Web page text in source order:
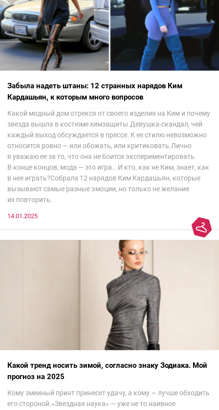
Забыла надеть штаны: 12 странных нарядов Ким
Кардашьян, к которым много вопросов
Какой модный дом отрекся от своего изделия на Ким и почему
звезда вышла в костюме химзащиты.Девушка-скандал, чей
каждый выход обсуждается в прессе. К ее стилю невозможно
относится ровно — или обожать, или критиковать.Лично
я уважаю ее за то, что она не боится экспериментировать.
В конце концов, мода — это игра… И кто, как не Ким, знает, как
в нее играть?Собрала 12 нарядов Ким Кардашьян, которые
вызывают самые разные эмоции, но только не желание
их повторить.
14.01.2025
Какой тренд носить зимой, согласно знаку Зодиака. Мой
прогноз на 2025
Кому змеиный принт принесет удачу, а кому — лучше обходить
его стороной.«Звездная наука» — уже не то наивное